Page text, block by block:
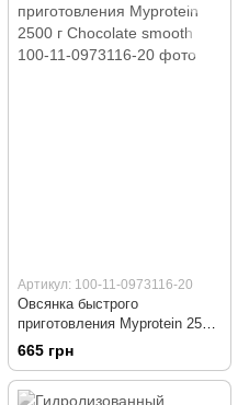
Артикул: 100-11-0973116-20
Овсянка быстрого
приготовления Myprotein 2500
г Chocolate smooth
665 грн